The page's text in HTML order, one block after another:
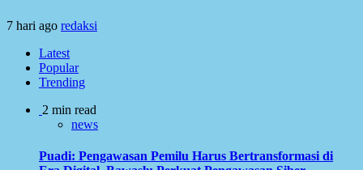
7 hari ago redaksi
Latest
Popular
Trending
2 min read
news
Puadi: Pengawasan Pemilu Harus Bertransformasi di